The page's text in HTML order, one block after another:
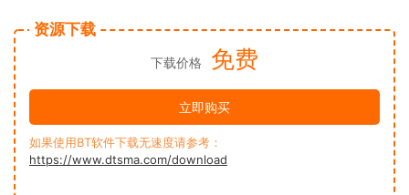
资源下载
下载价格 免费
立即购买
如果使用BT软件下载无速度请参考：
https://www.dtsma.com/download